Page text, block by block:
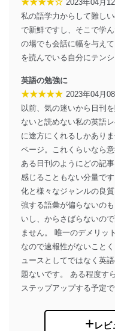
2023年04月12
私の語学力からして難し
で新鮮ですし、そこで学
の場でも会話に幅を与え
を読んでいる自分にテンシ
英語の勉強に
★★★★★ 2023年04月08
以前、気の迷いから日刊
ないと読めない私の英語
に途方にくれるしかあり
ページ。これくらいなら
ある日刊のようにどの記
感じることもない分量で
化と様々なジャンルの良
強する語彙が偏らないの
いし、からさばらないの
ません。 唯一のデメリッ
なので速報性がないこと
ュースとしてではなく英
題ないです。 ある程度す
ステップアップする予定で
レビ